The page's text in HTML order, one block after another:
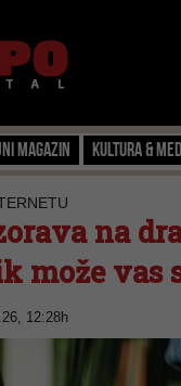
magazin Kultura &
na
može vas
12:28h